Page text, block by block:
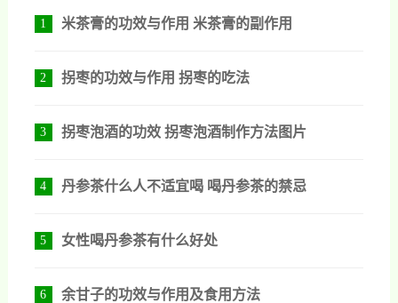
1 米茶膏的功效与作用 米茶膏的副作用
2 拐枣的功效与作用 拐枣的吃法
3 拐枣泡酒的功效 拐枣泡酒制作方法图片
4 丹参茶什么人不适宜喝 喝丹参茶的禁忌
5 女性喝丹参茶有什么好处
6 余甘子的功效与作用及食用方法